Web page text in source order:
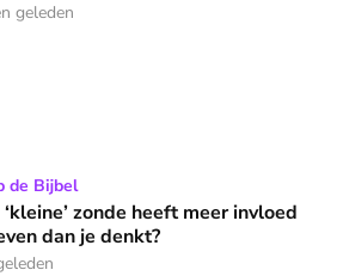
geleden
heeft meer invloed op je leven dan je
de Bijbel
zonde heeft meer invloed
dan je denkt?